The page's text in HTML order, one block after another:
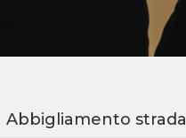
Abbigliamento strada